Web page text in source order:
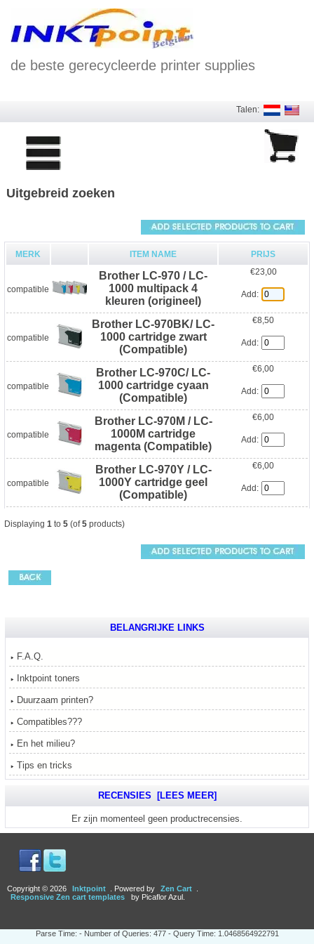
de beste gerecycleerde printer supplies
Talen:
Uitgebreid zoeken
MERK ITEM NAME PRIJS
compatible
Brother LC-970 / LC-
1000 multipack 4
kleuren (origineel)
€23,00
Add:
compatible
Brother LC-970BK/ LC-
1000 cartridge zwart
(Compatible)
€8,50
Add:
compatible
Brother LC-970C/ LC-
1000 cartridge cyaan
(Compatible)
€6,00
Add:
compatible
Brother LC-970M / LC-
1000M cartridge
magenta (Compatible)
€6,00
Add:
compatible
Brother LC-970Y / LC-
1000Y cartridge geel
(Compatible)
€6,00
Add:
Displaying 1 to 5 (of5 products)
BELANGRIJKE LINKS
F.A.Q.
Inktpoint toners
Duurzaam printen?
Compatibles???
En het milieu?
Tips en tricks
RECENSIES [LEES MEER]
Er zijn momenteel geen productrecensies.
Copyright © 2026 Inktpoint . Powered by Zen Cart
Responsive Zen cart templates
by Picaflor Azul.
Parse Time: - Number of Queries: 477 - Query Time: 1.0468564922791